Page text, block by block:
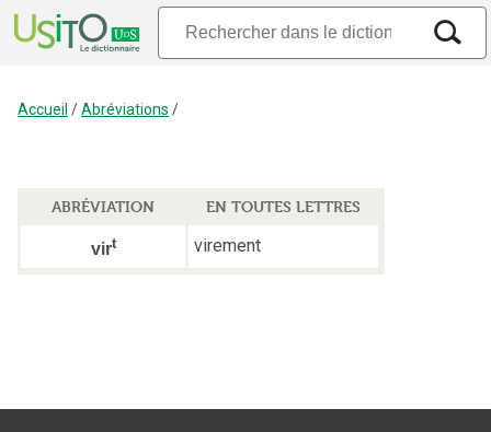
Accueil /Abréviations /
ABRÉVIATION EN TOUTES LETTRES
virt virement